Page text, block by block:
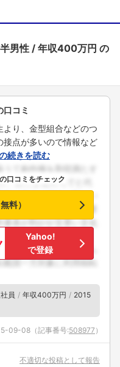
男性 年収400万円 の
コミ
り、金型組合などのつ
接点が多いので情報など
続きを読む
口コミをチェック
料）
Yahoo!
で登録
員 年収400万円
2015
09-08 （記事番号:508977 ）
不適切な投稿として報告